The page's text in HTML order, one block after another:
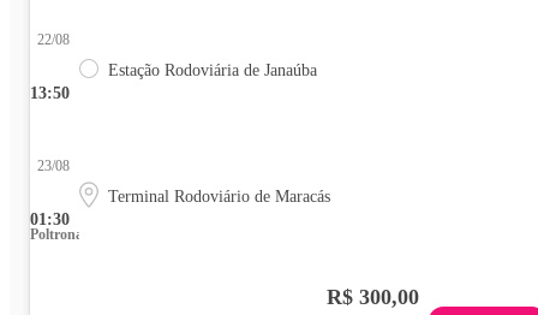
13:50
22/08
Estação Rodoviária de Janaúba
01:30
23/08
Terminal Rodoviário de Maracás
Poltrona
R$ 300,00